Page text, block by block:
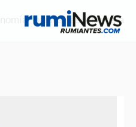
"paises" asociados a